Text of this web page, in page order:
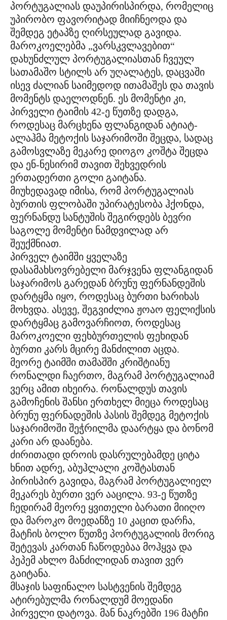
პორტუგალიას დაუპირისპირდა, რომელიც
უპირობო ფავორიტად მიიჩნეოდა და
შემდეგ ეტაპზე ღირსეულად გავიდა.
მაროკოელებმა „ვარსკვლავებით“
დახუნძლულ პორტუგალიასთან ჩვეულ
სათამაშო სტილს არ უღალატეს, დაცვაში
ისევ ძალიან საიმედოდ ითამაშეს და თავის
მომენტს დაელოდნენ. ეს მომენტი კი,
პირველი ტაიმის 42-ე წუთზე დადგა,
როდესაც მარცხენა ფლანგიდან ატიატ-
ალაჰმა მეტოქის საჯარიმოში შეცდა, სადაც
გამოსვლაზე მეკარე დიოგო კოშტა შეცდა
და ენ-ნესირიმ თავით შეხვედრის
ერთადერთი გოლი გაიტანა.
მიუხედავად იმისა, რომ პორტუგალიას
ბურთის ფლობაში უპირატესობა ჰქონდა,
ფერნანდუ სანტუშის შეგირდებს ბევრი
საგოლე მომენტი ნამდვილად არ
შეუქმნიათ.
პირველ ტაიმში ყველაზე
დასამახსოვრებელი მარჯვენა ფლანგიდან
საჯარიმოს გარედან ბრუნუ ფერნანდეშის
დარტყმა იყო, როდესაც ბურთი ხარიხას
მოხვდა. ასევე, შეგვიძლია ჟოაო ფელიქსის
დარტყმაც გამოვარჩიოთ, როდესაც
მაროკოელი ფეხბურთელის ფეხიდან
ბურთი კარს მცირე მანძილით აცდა.
მეორე ტაიმში თამაშში კრიშტიანუ
რონალდი ჩაერთო, მაგრამ პორტუგალიამ
ვერც ამით იხეირა. რონალდუს თავის
გამოჩენის შანსი ერთხელ მიეცა როდესაც
ბრუნუ ფერნადეშის პასის შემდეგ მეტოქის
საჯარიმოში შეჭრილმა დაარტყა და ბონომ
კარი არ დაანება.
ძირითადი დროის დასრულებამდე ციტა
ხნით ადრე, აბუჰლალი კოშტასთან
პირისპირ გავიდა, მაგრამ პორტუგალიელ
მეკარეს ბურთი ვერ ააცილა. 93-ე წუთზე
ჩედირამ მეორე ყვითელი ბარათი მიიღო
და მაროკო მოედანზე 10 კაცით დარჩა,
მატჩის ბოლო წუთზე პორტუგალიის მორიგ
შეტევას კართან ჩაწოდებაა მოჰყვა და
პეპემ ახლო მანძილიდან თავით ვერ
გაიტანა.
მსაჯის საფინალო სასტვენის შემდეგ
ატირებულმა რონალდუმ მოედანი
პირველი დატოვა. მან ნაკრებში 196 მატჩი